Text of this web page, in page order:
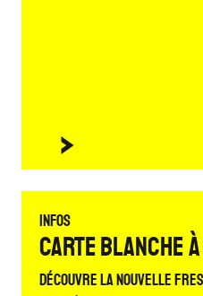
Infos
Carte blanche à
Découvre la nouvelle